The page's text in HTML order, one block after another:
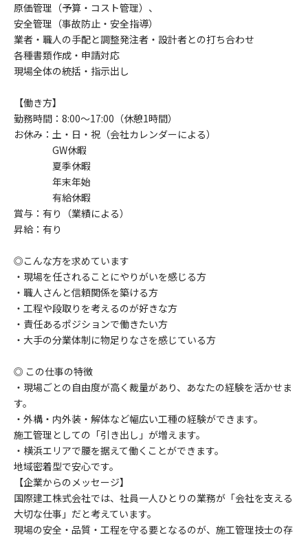
原価管理（予算・コスト管理）、
安全管理（事故防止・安全指導）
業者・職人の手配と調整発注者・設計者との打ち合わせ
各種書類作成・申請対応
現場全体の統括・指示出し
【働き方】
勤務時間：8:00～17:00（休憩1時間）
お休み：土・日・祝（会社カレンダーによる）
GW休暇
夏季休暇
年末年始
有給休暇
賞与：有り（業績による）
昇給：有り
◎こんな方を求めています
・現場を任されることにやりがいを感じる方
・職人さんと信頼関係を築ける方
・工程や段取りを考えるのが好きな方
・責任あるポジションで働きたい方
・大手の分業体制に物足りなさを感じている方
◎ この仕事の特徴
・現場ごとの自由度が高く裁量があり、あなたの経験を活かせま
す。
・外構・内外装・解体など幅広い工種の経験ができます。
施工管理としての「引き出し」が増えます。
・横浜エリアで腰を据えて働くことができます。
地域密着型で安心です。
【企業からのメッセージ】
国際建工株式会社では、社員一人ひとりの業務が「会社を支える
大切な仕事」だと考えています。
現場の安全・品質・工程を守る要となるのが、施工管理技士の存